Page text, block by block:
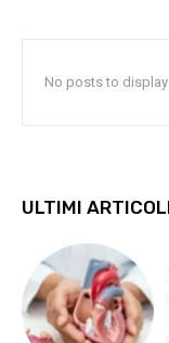
No posts to display
ULTIMI